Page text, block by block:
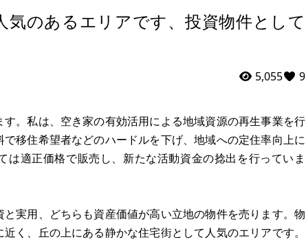
気のあるエリアです、投資物件として
5,055 9
。私は、空き家の有効活用による地域資源の再生事業を行
移住希望者などのハードルを下げ、地域への定住率向上に
は適正価格で販売し、新たな活動資金の捻出を行っていま
実用、どちらも資産価値が高い立地の物件を売ります。物
く、丘の上にある静かな住宅街として人気のエリアです。